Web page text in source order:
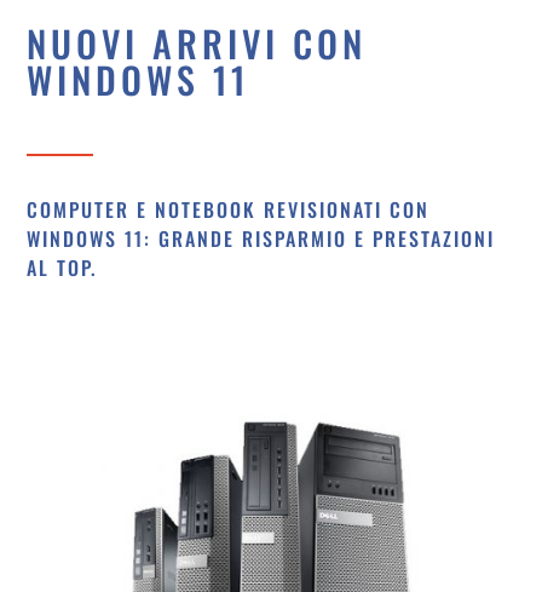
NUOVI ARRIVI CON
WINDOWS 11
COMPUTER E NOTEBOOK REVISIONATI CON
WINDOWS 11: GRANDE RISPARMIO E PRESTAZIONI
AL TOP.